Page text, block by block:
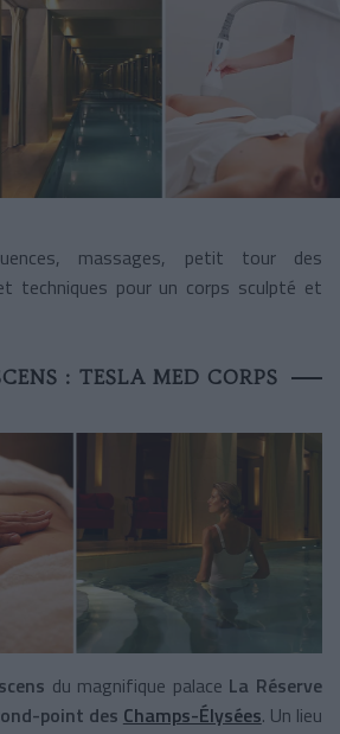
massages, petit tour des
techniques pour un corps sculpté et
: TESLA MED CORPS
du magnifique palace La Réserve
point des Champs-Élysées. Un lieu